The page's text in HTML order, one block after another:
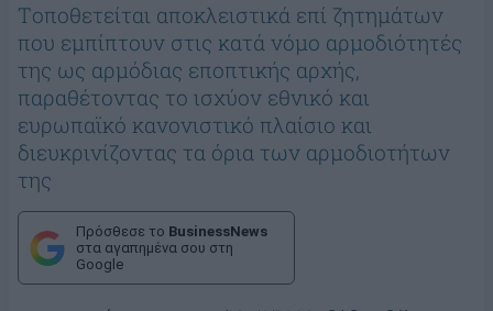
Tοποθετείται αποκλειστικά επί ζητημάτων
που εμπίπτουν στις κατά νόμο αρμοδιότητές
της ως αρμόδιας εποπτικής αρχής,
παραθέτοντας το ισχύον εθνικό και
ευρωπαϊκό κανονιστικό πλαίσιο και
διευκρινίζοντας τα όρια των αρμοδιοτήτων
της
Πρόσθεσε το BusinessNews
στα αγαπημένα σου στη
Google